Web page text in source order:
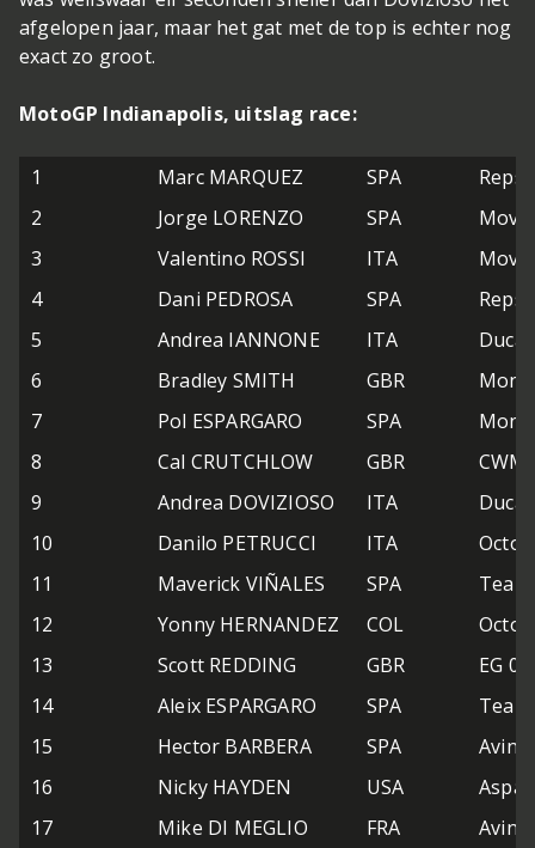
afgelopen jaar, maar het gat met de top is echter nog
exact zo groot.
MotoGP Indianapolis, uitslag race:
1 Marc MARQUEZ SPA
2
Jorge LORENZO SPA
3
Valentino ROSSI ITA
4
Dani PEDROSA SPA
5
Andrea IANNONE ITA
6
Bradley SMITH GBR
7
Pol ESPARGARO SPA
8
Cal CRUTCHLOW GBR
CWM
9
Andrea DOVIZIOSO ITA
10
Danilo PETRUCCI ITA
Octo
11
Maverick VIÑALES SPA
Team
12
Yonny HERNANDEZ COL
Octo
13
Scott REDDING GBR
EG
14
Aleix ESPARGARO SPA
Team
15
Hector BARBERA SPA
16
Nicky HAYDEN USA
17
Mike DI MEGLIO FRA